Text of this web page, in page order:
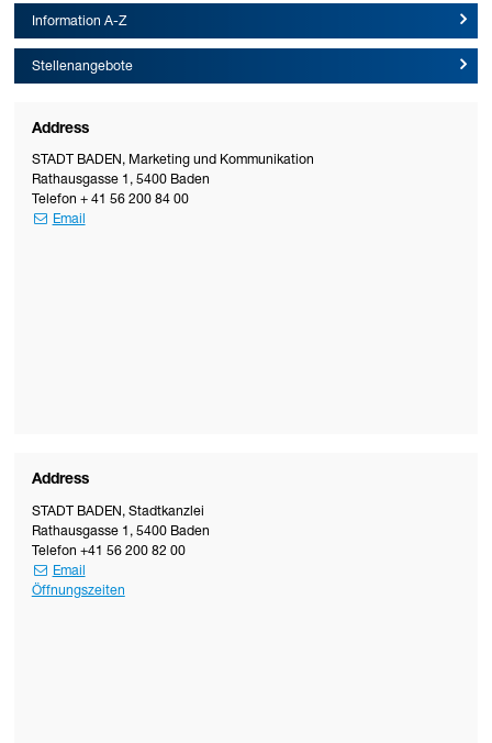
Information A-Z
Stellenangebote
Address
STADT BADEN, Marketing und Kommunikation
Rathausgasse 1 , 5400 Baden
Telefon + 41 56 200 84 00
Email
Address
STADT BADEN, Stadtkanzlei
Rathausgasse 1 , 5400 Baden
Telefon +41 56 200 82 00
Email
Öffnungszeiten